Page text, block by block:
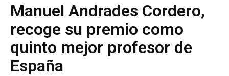
Manuel Andrades Cordero,
recoge su premio como
quinto mejor profesor de
España